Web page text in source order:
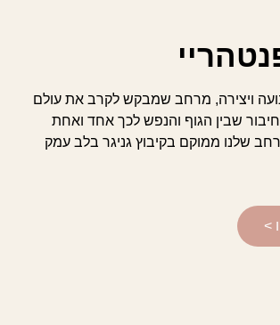
ויצירה, מרחב שמבקש לקרב את עולם
שבין הגוף והנפש לכך אחד ואחת
שלנו ממוקם בקיבוץ גניגר בלב עמק
>